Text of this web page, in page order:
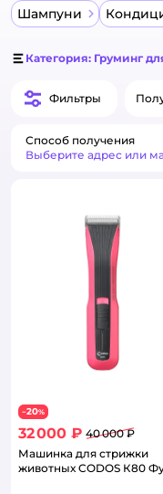
Шампуни
Категория: Груминг
Фильтры
Способ получения
Выберите адрес или
−20%
32 000 ₽ 40 000 ₽
Машинка для стрижки
животных CODOS К80